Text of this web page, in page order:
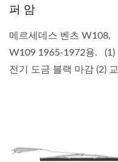
퍼 암
메르세데스 벤츠 W108,
W109 1965-1972용. (1)
전기 도금 블랙 마감 (2) 교